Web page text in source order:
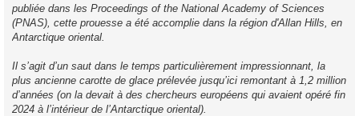
publiée dans les Proceedings of the National Academy of Sciences
(PNAS), cette prouesse a été accomplie dans la région d'Allan Hills, en
Antarctique oriental.
Il s’agit d’un saut dans le temps particulièrement impressionnant, la
plus ancienne carotte de glace prélevée jusqu’ici remontant à 1,2 million
d’années (on la devait à des chercheurs européens qui avaient opéré fin
2024 à l’intérieur de l’Antarctique oriental).